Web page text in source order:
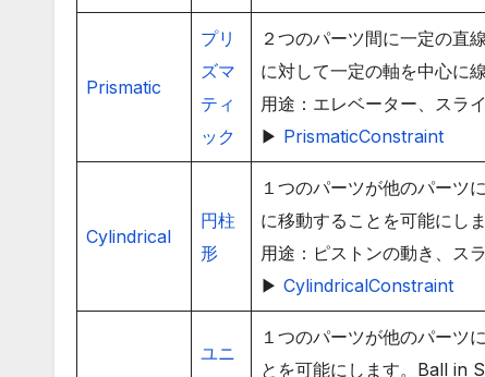
Prismatic
プリ
ズマ
ティ
ック
２つのパーツ間に一定の直
に対して一定の軸を中心に
用途：エレベーター、スラ
▶ PrismaticConstraint
Cylindrical
円柱
形
１つのパーツが他のパーツ
に移動することを可能にしま
用途：ピストンの動き、ス
▶ CylindricalConstraint
ユニ
１つのパーツが他のパーツ
とを可能にします。Ball in